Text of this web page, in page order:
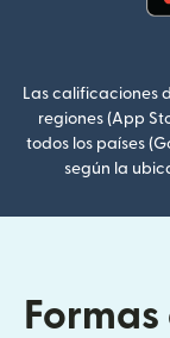
Las calificaciones
regiones (App
todos los países
según la